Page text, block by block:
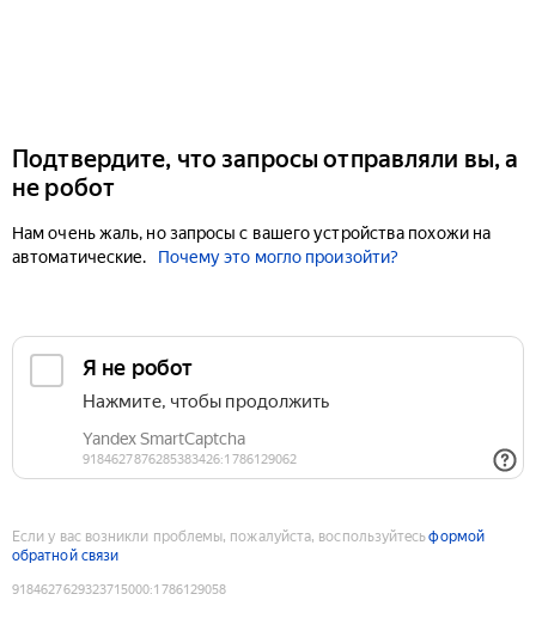
Подтвердите, что запросы отправляли вы, а
не робот
Нам очень жаль, но запросы с вашего устройства похожи на
автоматические.
Почему это могло произойти?
Если у вас возникли проблемы, пожалуйста, воспользуйтесьформой
обратной связи
9184627629323715000:1786129058